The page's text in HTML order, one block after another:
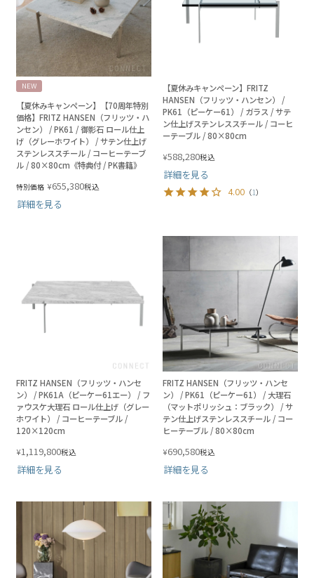
NEW
【夏休みキャンペーン】【70周年特別
価格】FRITZ HANSEN（フリッツ・ハ
ンセン） / PK61 / 御影石 ロール仕上
げ（グレーホワイト） / サテン仕上げ
ステンレススチール / コーヒーテーブ
ル / 80×80cm《特典付 / PK書籍》
特別価格 ¥655,380税込
詳細を見る
【夏休みキャンペーン】FRITZ
HANSEN（フリッツ・ハンセン） /
PK61（ピーケー61） / ガラス / サテ
ン仕上げステンレススチール / コーヒ
ーテーブル / 80×80cm
¥588,280税込
詳細を見る
4.00 （1）
FRITZ HANSEN（フリッツ・ハンセ
ン） / PK61A（ピーケー61エー） / フ
ァウスケ大理石 ロール仕上げ（グレー
ホワイト） / コーヒーテーブル /
120×120cm
¥1,119,800税込
詳細を見る
FRITZ HANSEN（フリッツ・ハンセ
ン） / PK61（ピーケー61） / 大理石
（マットポリッシュ：ブラック） / サ
テン仕上げステンレススチール / コー
ヒーテーブル / 80×80cm
¥690,580税込
詳細を見る